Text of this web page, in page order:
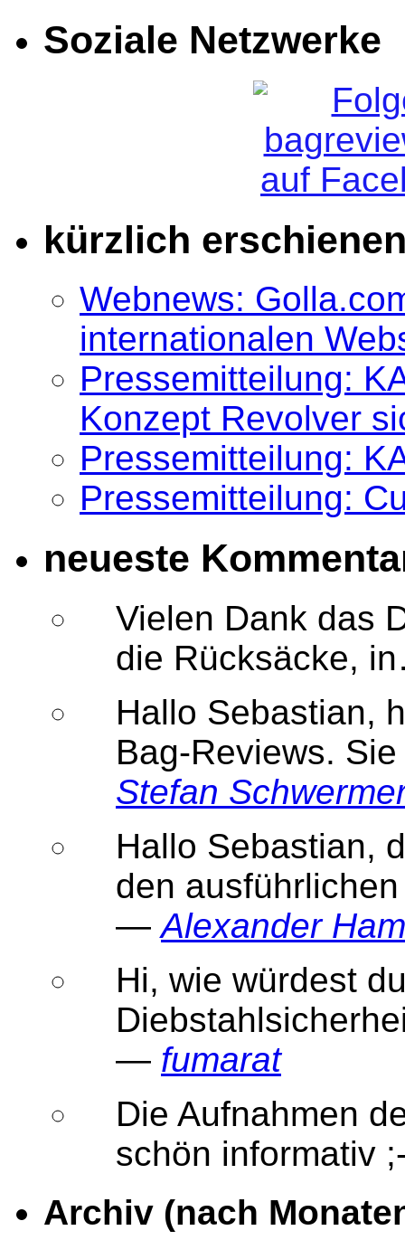
Soziale Netzwerke
kürzlich
Webnews:
internationalen
Pressemitteilung:
Konzept Revolver
Pressemitteilung:
Pressemitteilung:
neueste
Vielen Dank das
die Rücksäcke,
Hallo Sebastian,
Bag-Reviews.
Stefan
Hallo Sebastian,
den
—Alexander
Hi, wie würdest
— fumarat
Die Aufnahmen
schön
Archiv (nach